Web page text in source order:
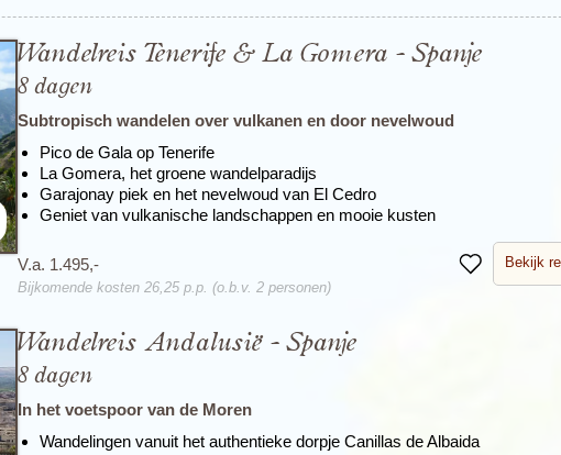
Wandelreis Tenerife & La Gomera - Spanje
8 dagen
Subtropisch wandelen over vulkanen en door nevelwoud
Pico de Gala op Tenerife
La Gomera, het groene wandelparadijs
Garajonay piek en het nevelwoud van El Cedro
Geniet van vulkanische landschappen en mooie kusten
V.a. 1.495,- Bewaren
Bekijk
Bijkomende kosten 26,25 p.p. (o.b.v. 2 personen)
Wandelreis Andalusië - Spanje
8 dagen
In het voetspoor van de Moren
Wandelingen vanuit het authentieke dorpje Canillas de Albaida